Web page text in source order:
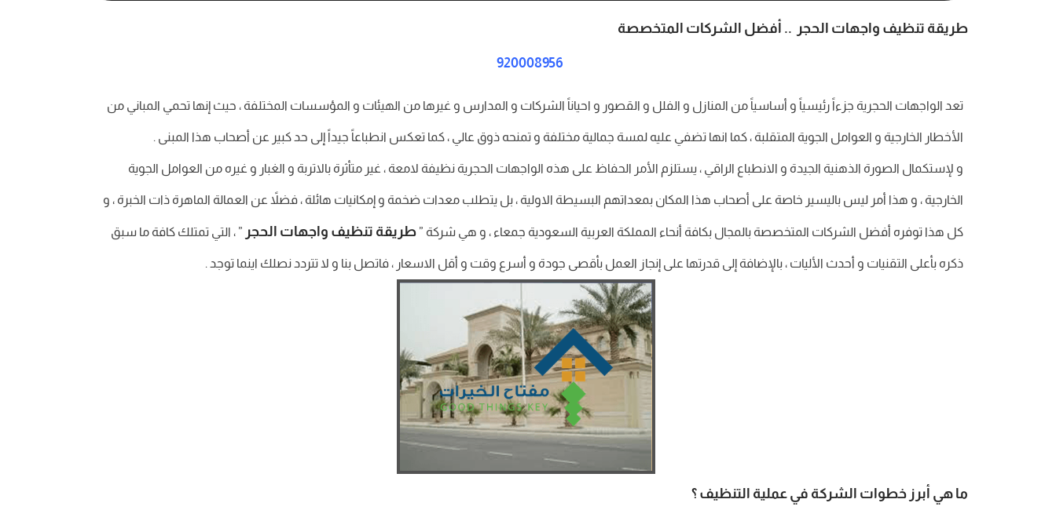
طريقة تنظيف واجهات الحجر .. أفضل الشركات المتخصصة
920008956
تعد الواجهات الحجرية جزءاً رئيسياً و أساسياً من المنازل و الفلل و القصور و احياناً الشركات و المدارس و غيرها من الهيئات و المؤسسات المختلفة ، حيث إنها تحمي المباني من
الأخطار الخارجية و العوامل الجوية المتقلبة ، كما انها تضفي عليه لمسة جمالية مختلفة و تمنحه ذوق عالي ، كما تعكس انطباعاً جيداً إلى حد كبير عن أصحاب هذا المبنى .
و لإستكمال الصورة الذهنية الجيدة و الانطباع الراقي ، يستلزم الأمر الحفاظ على هذه الواجهات الحجرية نظيفة لامعة ، غير متأثرة بالاتربة و الغبار و غيره من العوامل الجوية
الخارجية ، و هذا أمر ليس باليسير خاصة على أصحاب هذا المكان بمعداتهم البسيطة الاولية ، بل يتطلب معدات ضخمة و إمكانيات هائلة ، فضلاً عن العمالة الماهرة ذات الخبرة ، و
كل هذا توفره أفضل الشركات المتخصصة بالمجال بكافة أنحاء المملكة العربية السعودية جمعاء ، و هي شركة ” طريقة تنظيف واجهات الحجر ” ، التي تمتلك كافة ما سبق
ذكره بأعلى التقنيات و أحدث الأليات ، بالإضافة إلى قدرتها على إنجاز العمل بأقصى جودة و أسرع وقت و أقل الاسعار ، فاتصل بنا و لا تتردد نصلك اينما توجد .
ما هي أبرز خطوات الشركة في عملية التنظيف ؟